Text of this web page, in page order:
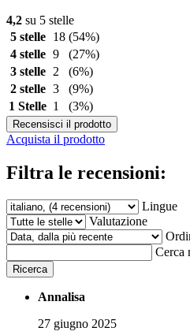
4,2 su 5 stelle
5 stelle
18 (54%)
4 stelle 9
(27%)
3 stelle
2
(6%)
2 stelle 3
(9%)
1 Stelle 1 (3%)
Recensisci il prodotto
Acquista il prodotto
Filtra le recensioni:
Lingue
Valutazione
Cerca
Ricerca
Annalisa
27 giugno 2025